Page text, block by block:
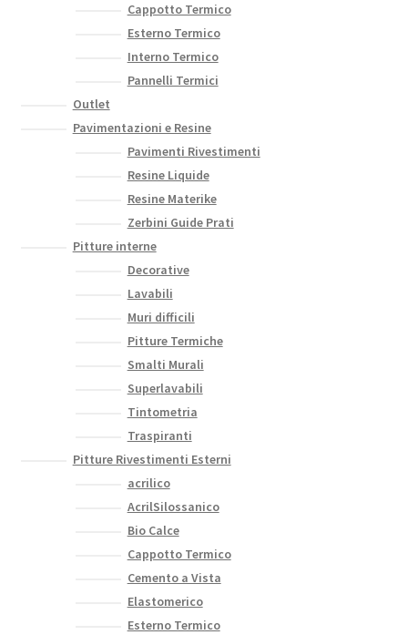
Cappotto Termico
Esterno Termico
Interno Termico
Pannelli Termici
Outlet
Pavimentazioni e Resine
Pavimenti Rivestimenti
Resine Liquide
Resine Materike
Zerbini Guide Prati
Pitture interne
Decorative
Lavabili
Muri difficili
Pitture Termiche
Smalti Murali
Superlavabili
Tintometria
Traspiranti
Pitture Rivestimenti Esterni
acrilico
AcrilSilossanico
Bio Calce
Cappotto Termico
Cemento a Vista
Elastomerico
Esterno Termico